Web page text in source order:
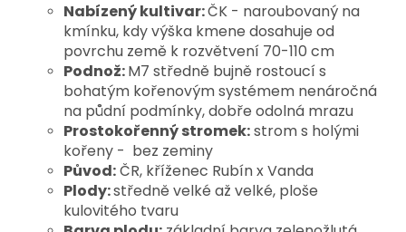
Nabízený kultivar:ČK - naroubovaný na
kmínku, kdy výška kmene dosahuje od
povrchu země k rozvětvení 70-110 cm
Podnož:M7 středně bujně rostoucí s
bohatým kořenovým systémem nenáročná
na půdní podmínky, dobře odolná mrazu
Prostokořenný stromek:strom s holými
kořeny - bez zeminy
Původ:ČR, kříženec Rubín x Vanda
Plody:středně velké až velké, ploše
kulovitého tvaru